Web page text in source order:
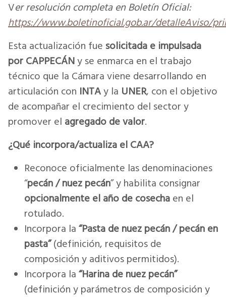
Ver resolución completa en Boletín Oficial:
https://www.boletinoficial.gob.ar/detalleAviso/
Esta actualización fue solicitada e impulsada
por CAPPECÁNy se enmarca en el trabajo
técnico que la Cámara viene desarrollando en
articulación con INTAy la UNER, con el objetivo
de acompañar el crecimiento del sector y
promover el agregado de valor.
¿Qué incorpora/actualiza el CAA?
Reconoce oficialmente las denominaciones
“pecán / nuez pecán” y habilita consignar
opcionalmente el año de cosecha en el
rotulado.
Incorpora la “Pasta de nuez pecán / pecán en
pasta”(definición, requisitos de
composición y aditivos permitidos).
Incorpora la “Harina de nuez pecán”
(definición y parámetros de composición y